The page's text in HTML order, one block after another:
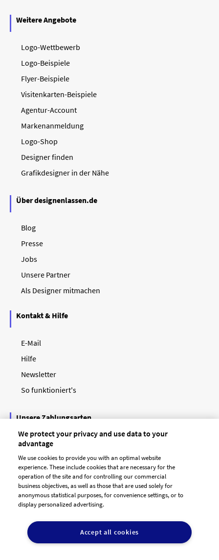
Weitere Angebote
Logo-Wettbewerb
Logo-Beispiele
Flyer-Beispiele
Visitenkarten-Beispiele
Agentur-Account
Markenanmeldung
Logo-Shop
Designer finden
Grafikdesigner in der Nähe
Über designenlassen.de
Blog
Presse
Jobs
Unsere Partner
Als Designer mitmachen
Kontakt & Hilfe
E-Mail
Hilfe
Newsletter
So funktioniert's
Unsere Zahlungsarten
AGB Dienstleister
Datenschutz
Impressum
We protect your privacy and use data to your
advantage
We use cookies to provide you with an optimal website
experience. These include cookies that are necessary for the
operation of the site and for controlling our commercial
business objectives, as well as those that are used solely for
anonymous statistical purposes, for convenience settings, or to
display personalized advertising.
Accept all cookies